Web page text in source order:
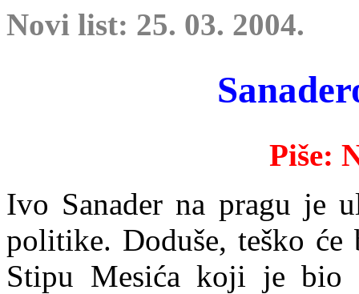
Novi list: 25. 03. 2004.
Piše:
Ivo Sanader na pragu je
politike. Doduše, teško
Stipu Mesića koji je bio